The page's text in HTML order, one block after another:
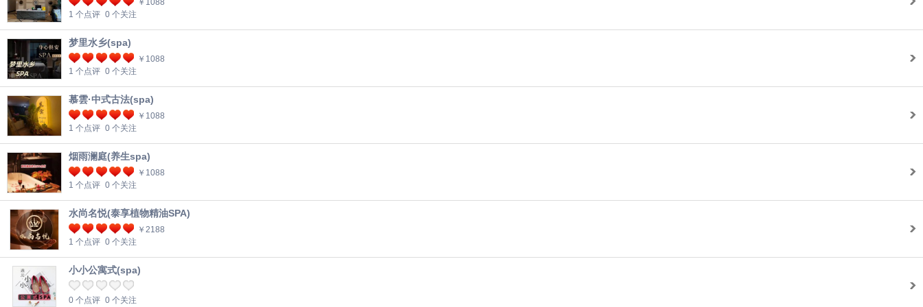
￥1088
1 个点评 0 个关注
梦里水乡(spa)
￥1088
1 个点评 0 个关注
慕雲·中式古法(spa)
￥1088
1 个点评 0 个关注
烟雨澜庭(养生spa)
￥1088
1 个点评 0 个关注
水尚名悦(泰享植物精油SPA)
￥2188
1 个点评 0 个关注
小小公寓式(spa)
0 个点评 0 个关注